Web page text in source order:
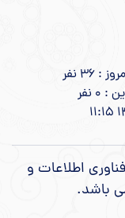
: 36 نفر
0 نفر
اطلاعات و
باشد.